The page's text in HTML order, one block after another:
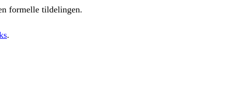
formelle tildelingen.
.